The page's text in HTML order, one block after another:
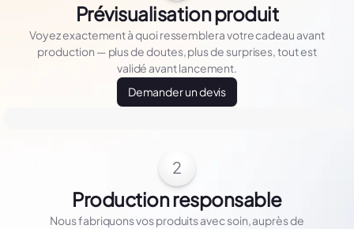
Prévisualisation produit
Voyez exactement à quoi ressemblera votre cadeau avant
production — plus de doutes, plus de surprises, tout est
validé avant lancement.
Demander un devis
2
Production responsable
Nous fabriquons vos produits avec soin, auprès de